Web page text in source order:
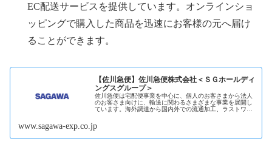
EC配送サービスを提供しています。オンラインショ
ッピングで購入した商品を迅速にお客様の元へ届け
ることができます。
【佐川急便】佐川急便株式会社＜ＳＧホールディ
ングスグループ＞
佐川急便は宅配便事業を中心に、個人のお客さまから法人
のお客さま向けに、輸送に関わるさまざまな事業を展開し
ています。海外調達から国内外での流通加工、ラストワン
www.sagawa-exp.co.jp